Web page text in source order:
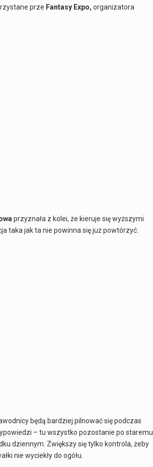
prze Fantasy Expo, organizatora
przyznała z kolei, że kieruje się wyższymi
taka jak ta nie powinna się już powtórzyć:
będą bardziej pilnować się podczas
– tu wszystko pozostanie po staremu
dziennym. Zwiększy się tylko kontrola, żeby
nie wyciekły do ogółu.